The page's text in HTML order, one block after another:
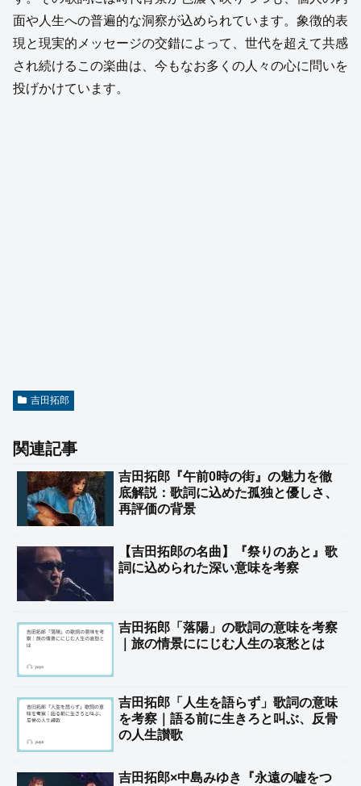
面や人生への普遍的な洞察が込められています。象徴的表
現と現実的メッセージの交錯によって、世代を超えて共感
され続けるこの楽曲は、今もなお多くの人々の心に問いを
投げかけています。
吉田拓郎
関連記事
吉田拓郎『午前0時の街』の魅力を徹
底解説：歌詞に込めた孤独と優しさ、
再評価の背景
【吉田拓郎の名曲】『祭りのあと』歌
詞に込められた深い意味を考察
吉田拓郎「落陽」の歌詞の意味を考察
｜旅の情景ににじむ人生の哀愁とは
吉田拓郎「人生を語らず」歌詞の意味
を考察｜語る前に生きろと叫ぶ、反骨
の人生讃歌
吉田拓郎×中島みゆき『永遠の嘘をつ